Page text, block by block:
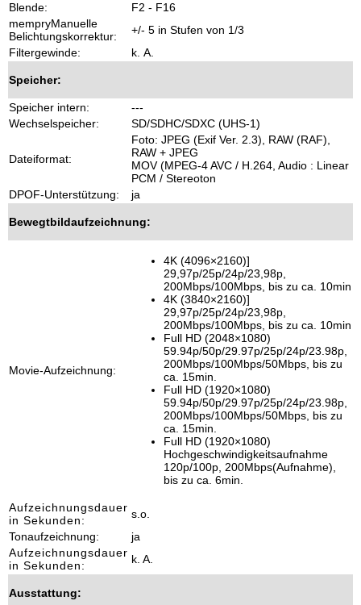
Blende:
F2 - F16
mempryManuelle
Belichtungskorrektur:
+/- 5 in Stufen von 1/3
Filtergewinde:
k. A.
Speicher:
Speicher intern:
---
Wechselspeicher:
SD/SDHC/SDXC (UHS-1)
Dateiformat:
Foto: JPEG (Exif Ver. 2.3), RAW (RAF),
RAW + JPEG
MOV (MPEG-4 AVC / H.264, Audio : Linear
PCM / Stereoton
DPOF-Unterstützung:
ja
Bewegtbildaufzeichnung:
Movie-Aufzeichnung:
4K (4096×2160)]
29,97p/25p/24p/23,98p,
200Mbps/100Mbps, bis zu ca. 10min
4K (3840×2160)]
29,97p/25p/24p/23,98p,
200Mbps/100Mbps, bis zu ca. 10min
Full HD (2048×1080)
59.94p/50p/29.97p/25p/24p/23.98p,
200Mbps/100Mbps/50Mbps, bis zu
ca. 15min.
Full HD (1920×1080)
59.94p/50p/29.97p/25p/24p/23.98p,
200Mbps/100Mbps/50Mbps, bis zu
ca. 15min.
Full HD (1920×1080)
Hochgeschwindigkeitsaufnahme
120p/100p, 200Mbps(Aufnahme),
bis zu ca. 6min.
Aufzeichnungsdauer
in Sekunden:
s.o.
Tonaufzeichnung:
ja
Aufzeichnungsdauer
in Sekunden:
k. A.
Ausstattung: